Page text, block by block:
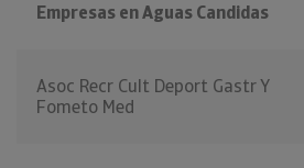
Empresas en Aguas Candidas
Asoc Recr Cult Deport Gastr Y
Fometo Med